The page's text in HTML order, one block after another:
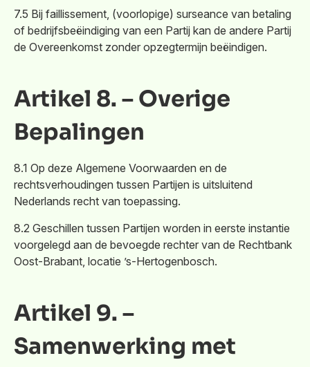
7.5 Bij faillissement, (voorlopige) surseance van betaling
of bedrijfsbeëindiging van een Partij kan de andere Partij
de Overeenkomst zonder opzegtermijn beëindigen.
Artikel 8. – Overige
Bepalingen
8.1 Op deze Algemene Voorwaarden en de
rechtsverhoudingen tussen Partijen is uitsluitend
Nederlands recht van toepassing.
8.2 Geschillen tussen Partijen worden in eerste instantie
voorgelegd aan de bevoegde rechter van de Rechtbank
Oost-Brabant, locatie ’s-Hertogenbosch.
Artikel 9. –
Samenwerking met